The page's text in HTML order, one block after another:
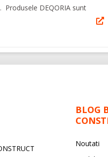
Produsele DEQORIA sunt
BLOG
Noutati